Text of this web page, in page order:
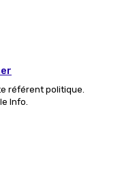
référent politique.
Info.